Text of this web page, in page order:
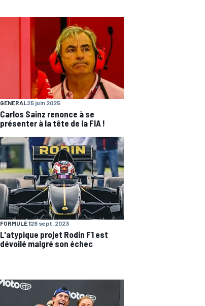
GENERAL25 juin 2025
Carlos Sainz renonce à se
présenter à la tête de la FIA !
FORMULE 128 sept. 2023
L'atypique projet Rodin F1 est
dévoilé malgré son échec